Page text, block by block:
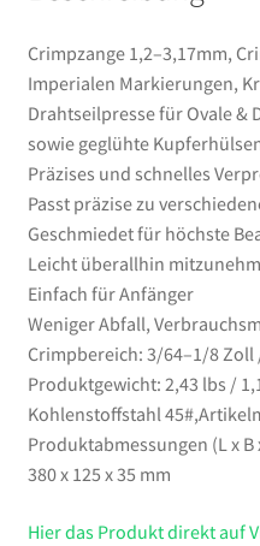
Kupferhülsen
Menge
Crimpzange 1,2–3,17mm,
Imperialen Markierungen,
Drahtseilpresse für Ovale
sowie geglühte
Präzises und schnelles
Passt präzise zu
Geschmiedet für höchste
Leicht überallhin
Einfach für Anfänger
Weniger Abfall,
Crimpbereich: 3/64–1/8 Zoll
Produktgewicht: 2,43 lbs /
Kohlenstoffstahl
Produktabmessungen (L x B
380 x 125 x 35 mm
Hier das Produkt direkt auf